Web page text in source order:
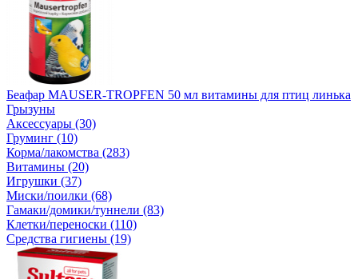
Беафар MAUSER-TROPFEN 50 мл витамины для птиц линька
Грызуны
Аксессуары (30)
Груминг (10)
Корма/лакомства (283)
Витамины (20)
Игрушки (37)
Миски/поилки (68)
Гамаки/домики/туннели (83)
Клетки/переноски (110)
Средства гигиены (19)